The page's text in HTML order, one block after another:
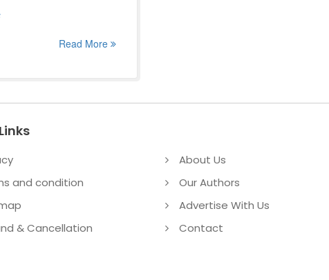
Read More
and condition
& Cancellation
About Us
Our Authors
Advertise With Us
Contact